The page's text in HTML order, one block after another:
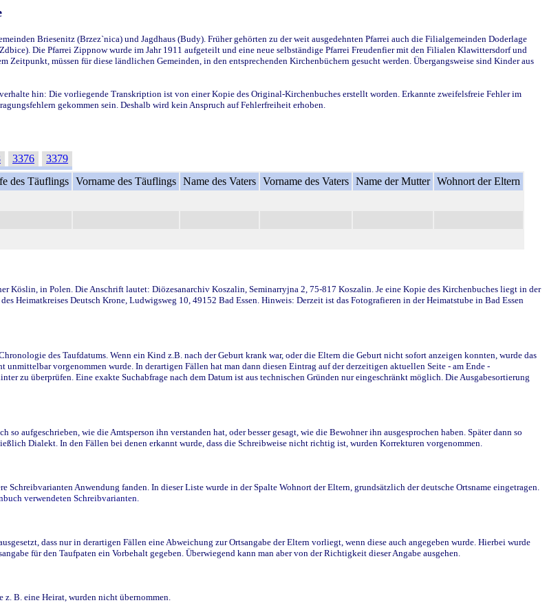
Briesenitz (Brzez`nica) und Jagdhaus (Budy). Früher gehörten zu der weit ausgedehnten Pfarrei auch die Filialgemeinden Doderlage
Die Pfarrei Zippnow wurde im Jahr 1911 aufgeteilt und eine neue selbständige Pfarrei Freudenfier mit den Filialen Klawittersdorf und
müssen für diese ländlichen Gemeinden, in den entsprechenden Kirchenbüchern gesucht werden. Übergangsweise sind Kinder aus
hin: Die vorliegende Transkription ist von einer Kopie des Original-Kirchenbuches erstellt worden. Erkannte zweifelsfreie Fehler im
gekommen sein. Deshalb wird kein Anspruch auf Fehlerfreiheit erhoben.
3376
3379
des Täuflings Vorname des Täuflings Name des Vaters Vorname des Vaters Name der Mutter Wohnort der Eltern
Köslin, in Polen. Die Anschrift lautet: Diözesanarchiv Koszalin, Seminarryjna 2, 75-817 Koszalin. Je eine Kopie des Kirchenbuches liegt in der
Heimatkreises Deutsch Krone, Ludwigsweg 10, 49152 Bad Essen. Hinweis: Derzeit ist das Fotografieren in der Heimatstube in Bad Essen
des Taufdatums. Wenn ein Kind z.B. nach der Geburt krank war, oder die Eltern die Geburt nicht sofort anzeigen konnten, wurde das
vorgenommen wurde. In derartigen Fällen hat man dann diesen Eintrag auf der derzeitigen aktuellen Seite - am Ende -
zu überprüfen. Eine exakte Suchabfrage nach dem Datum ist aus technischen Gründen nur eingeschränkt möglich. Die Ausgabesortierung
aufgeschrieben, wie die Amtsperson ihn verstanden hat, oder besser gesagt, wie die Bewohner ihn ausgesprochen haben. Später dann so
Dialekt. In den Fällen bei denen erkannt wurde, dass die Schreibweise nicht richtig ist, wurden Korrekturen vorgenommen.
Anwendung fanden. In dieser Liste wurde in der Spalte Wohnort der Eltern, grundsätzlich der deutsche Ortsname eingetragen.
verwendeten Schreibvarianten.
dass nur in derartigen Fällen eine Abweichung zur Ortsangabe der Eltern vorliegt, wenn diese auch angegeben wurde. Hierbei wurde
für den Taufpaten ein Vorbehalt gegeben. Überwiegend kann man aber von der Richtigkeit dieser Angabe ausgehen.
B. eine Heirat, wurden nicht übernommen.